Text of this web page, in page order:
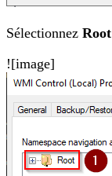
Sélectionnez Root
![image]